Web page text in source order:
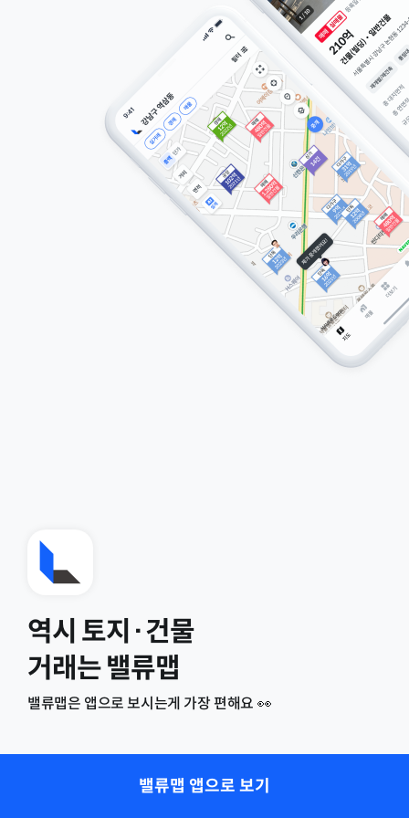
역시 토지·건물
거래는 밸류맵
밸류맵은 앱으로 보시는게 가장 편해요 👀
밸류맵 앱으로 보기